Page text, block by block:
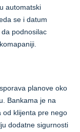
automatski
se i datum
podnosilac
planove oko
Bankama je na
od klijenta pre nego
dodatne sigurnosti